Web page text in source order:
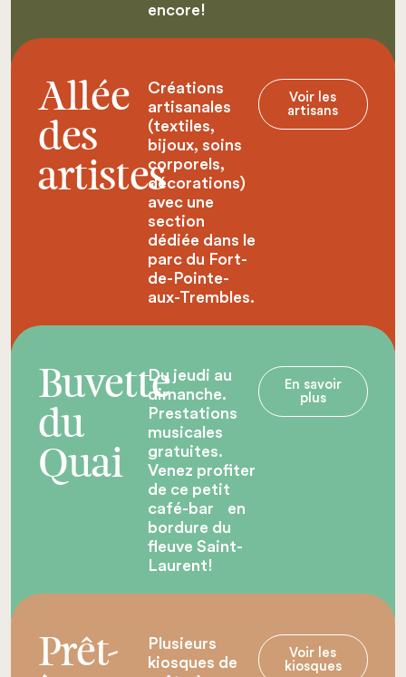
encore!
Allée
des
artistes
Créations
artisanales
(textiles,
bijoux, soins
corporels,
décorations)
avec une
section
dédiée dans le
parc du Fort-
de-Pointe-
aux-Trembles.
Voir les
artisans
Buvette
du
Quai
Du jeudi au
dimanche.
Prestations
musicales
gratuites.
Venez profiter
de ce petit
café-bar en
bordure du
fleuve Saint-
Laurent!
En savoir
plus
Prêt-
Plusieurs
kiosques de
Voir les
kiosques